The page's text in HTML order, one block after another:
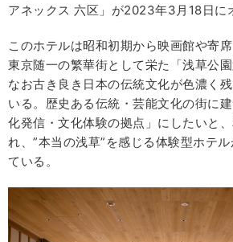
アネックス 六区」が2023年3月18日に
このホテルは昭和初期から映画館や寄席
東京随一の繁華街として栄た「浅草公
なお古き良き日本の伝統文化が色濃く
いる。歴史ある伝統・芸能文化の街に
化発信・文化体験の拠点」にしたいと
れ、”本当の浅草”を感じる体験型ホテ
ている。